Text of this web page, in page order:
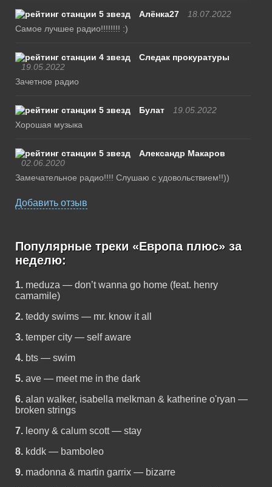
Алёнка27
18.07.2022
Самое лучшее радио!!!!!!!! :)
Следак прокуратуры
19.05.2022
Зачетное радио
Булат
19.05.2022
Хорошая музыка
Александр Макаров
02.06.2020
Замечательное радио!!!! Слушаю с удовольствием!!))
Добавить отзыв
Популярные треки «Европа плюс» за
неделю:
1. meduza — don’t wanna go home (feat. henry
camamile)
2. teddy swims — mr. know it all
3. temper city — self aware
4. bts — swim
5. ave — meet me in the dark
6. alan walker, isabella melkman & katherine o'ryan —
broken strings
7. leony & calum scott — stay
8. kddk — bamboleo
9. madonna & martin garrix — bizarre